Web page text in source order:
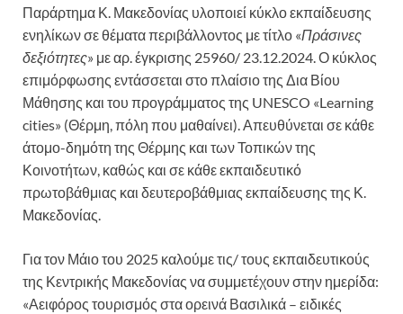
Παράρτημα Κ. Μακεδονίας υλοποιεί κύκλο εκπαίδευσης
ενηλίκων σε θέματα περιβάλλοντος με τίτλο «Πράσινες
δεξιότητες» με αρ. έγκρισης 25960/ 23.12.2024. Ο κύκλος
επιμόρφωσης εντάσσεται στο πλαίσιο της Δια Βίου
Μάθησης και του προγράμματος της UNESCO «Learning
cities» (Θέρμη, πόλη που μαθαίνει). Απευθύνεται σε κάθε
άτομο-δημότη της Θέρμης και των Τοπικών της
Κοινοτήτων, καθώς και σε κάθε εκπαιδευτικό
πρωτοβάθμιας και δευτεροβάθμιας εκπαίδευσης της Κ.
Μακεδονίας.
Για τον Μάιο του 2025 καλούμε τις/ τους εκπαιδευτικούς
της Κεντρικής Μακεδονίας να συμμετέχουν στην ημερίδα:
«Αειφόρος τουρισμός στα ορεινά Βασιλικά – ειδικές